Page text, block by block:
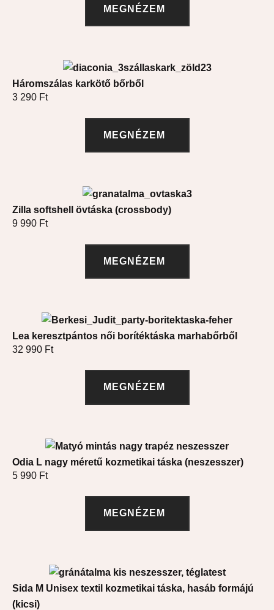
MEGNÉZEM
Háromszálas karkötő bőrből
3 290 Ft
MEGNÉZEM
Zilla softshell övtáska (crossbody)
9 990 Ft
MEGNÉZEM
Lea keresztpántos női borítéktáska marhabőrből
32 990 Ft
MEGNÉZEM
Odia L nagy méretű kozmetikai táska (neszesszer)
5 990 Ft
MEGNÉZEM
Sida M Unisex textil kozmetikai táska, hasáb formájú
(kicsi)